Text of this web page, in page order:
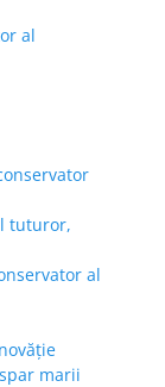
al
tuturor,
al
marii